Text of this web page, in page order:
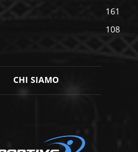
161
108
CHI SIAMO